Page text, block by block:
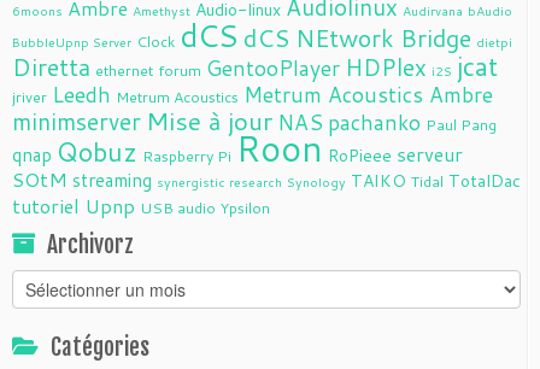
6moons Ambre Amethyst Audio-linux Audiolinux Audirvana bAudio
BubbleUpnp Server Clock dCS dCS NEtwork Bridge dietpi
Diretta ethernet forum GentooPlayer HDPlex i2S jcat
jriver Leedh Metrum Acoustics Metrum Acoustics Ambre
minimserver Mise à jour NAS pachanko Paul Pang
qnap Qobuz Raspberry Pi Roon RoPieee serveur
SOtM streaming synergistic research Synology TAIKO Tidal TotalDac
tutoriel Upnp USB audio Ypsilon
Archivorz
Archivorz
Catégories